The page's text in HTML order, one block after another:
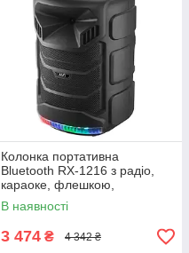
Колонка портативна
Bluetooth RX-1216 з радіо,
караоке, флешкою,
мікрофоном та пультом,
колонка валіза
В наявності
3 474 ₴ 4 342 ₴